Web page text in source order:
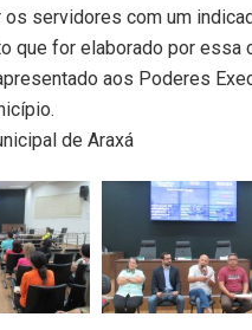
servidores com um
que for elaborado por essa
aos Poderes
de Araxá